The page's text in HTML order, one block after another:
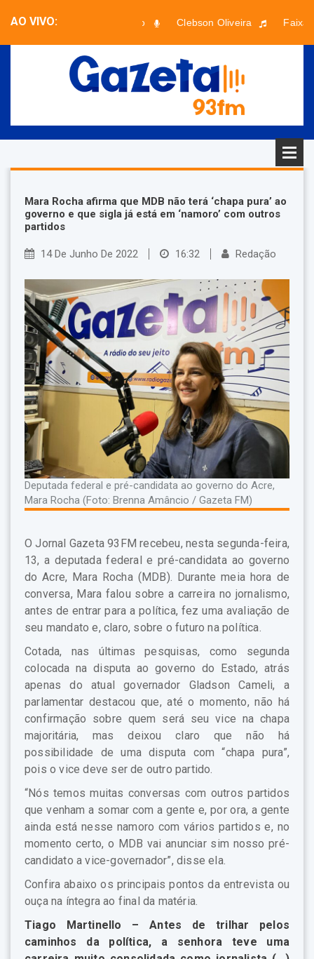
AO VIVO: Clebson Oliveira Faixa
Mara Rocha afirma que MDB não terá ‘chapa pura’ ao
governo e que sigla já está em ‘namoro’ com outros
partidos
14 De Junho De 2022 16:32 Redação
Deputada federal e pré-candidata ao governo do Acre,
Mara Rocha (Foto: Brenna Amâncio / Gazeta FM)
O Jornal Gazeta 93FM recebeu, nesta segunda-feira,
13, a deputada federal e pré-candidata ao governo
do Acre, Mara Rocha (MDB). Durante meia hora de
conversa, Mara falou sobre a carreira no jornalismo,
antes de entrar para a política, fez uma avaliação de
seu mandato e, claro, sobre o futuro na política.
Cotada, nas últimas pesquisas, como segunda
colocada na disputa ao governo do Estado, atrás
apenas do atual governador Gladson Cameli, a
parlamentar destacou que, até o momento, não há
confirmação sobre quem será seu vice na chapa
majoritária, mas deixou claro que não há
possibilidade de uma disputa com “chapa pura”,
pois o vice deve ser de outro partido.
“Nós temos muitas conversas com outros partidos
que venham a somar com a gente e, por ora, a gente
ainda está nesse namoro com vários partidos e, no
momento certo, o MDB vai anunciar sim nosso pré-
candidato a vice-governador”, disse ela.
Confira abaixo os principais pontos da entrevista ou
ouça na íntegra ao final da matéria.
Tiago Martinello –
Antes de trilhar pelos
caminhos da política, a senhora teve uma